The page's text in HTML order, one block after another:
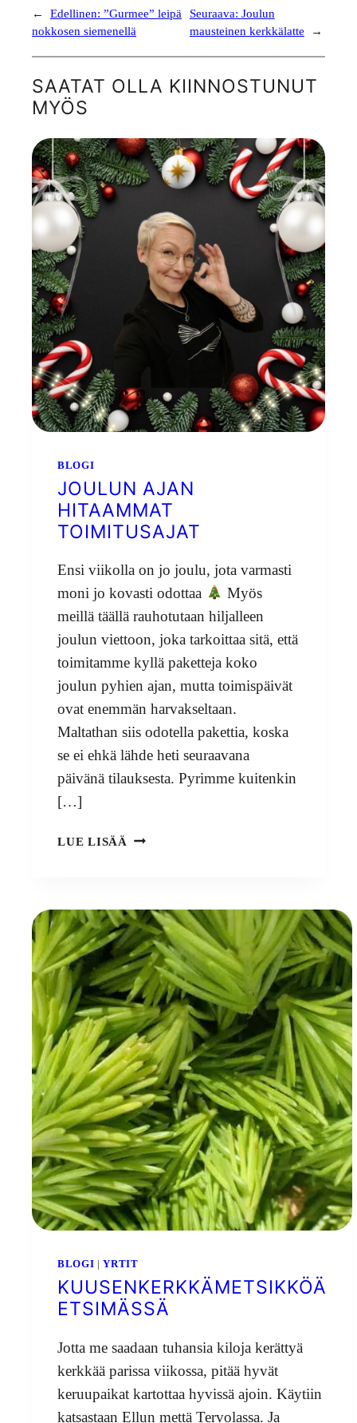
← Edellinen: ”Gurmee” leipä
nokkosen siemenellä
Seuraava: Joulun
mausteinen kerkkälatte
→
SAATAT OLLA KIINNOSTUNUT
MYÖS
BLOGI
JOULUN AJAN
HITAAMMAT
TOIMITUSAJAT
Ensi viikolla on jo joulu, jota varmasti
moni jo kovasti odottaa
Myös
meillä täällä rauhotutaan hiljalleen
joulun viettoon, joka tarkoittaa sitä, että
toimitamme kyllä paketteja koko
joulun pyhien ajan, mutta toimispäivät
ovat enemmän harvakseltaan.
Maltathan siis odotella pakettia, koska
se ei ehkä lähde heti seuraavana
päivänä tilauksesta. Pyrimme kuitenkin
[…]
LUE LISÄÄ KERKKÄPUUSTIT
BLOGI |YRTIT
KUUSENKERKKÄMETSIKKÖÄ
ETSIMÄSSÄ
Jotta me saadaan tuhansia kiloja kerättyä
kerkkää parissa viikossa, pitää hyvät
keruupaikat kartottaa hyvissä ajoin. Käytiin
katsastaan Ellun mettä Tervolassa. Ja